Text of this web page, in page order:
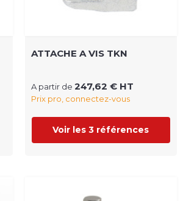
ATTACHE A VIS TKN
A partir de 247,62 € HT
Prix pro, connectez-vous
Voir les 3 références